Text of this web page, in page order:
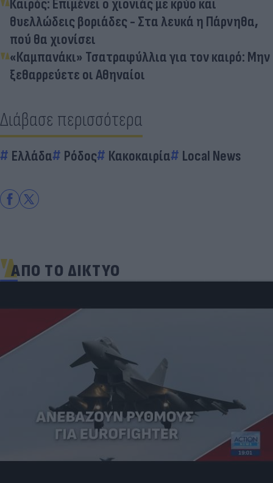
Καιρός: Επιμένει ο χιονιάς με κρύο και
θυελλώδεις βοριάδες - Στα λευκά η Πάρνηθα,
πού θα χιονίσει
«Καμπανάκι» Τσατραφύλλια για τον καιρό: Μην
ξεθαρρεύετε οι Αθηναίοι
Διάβασε περισσότερα
Ελλάδα Ρόδος Κακοκαιρία Local News
ΑΠΟ ΤΟ ΔΙΚΤΥΟ